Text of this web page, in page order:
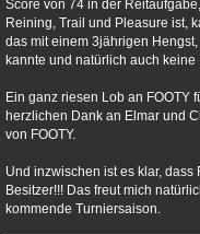
Score von 74 in der
Reining, Trail und Pleasure ist,
das mit einem 3jährigen
kannte und natürlich auch keine
Ein ganz riesen Lob an FOOTY
herzlichen Dank an Elmar und
von FOOTY.
Und inzwischen ist es klar,
Besitzer!!! Das freut mich
kommende Turniersaison.